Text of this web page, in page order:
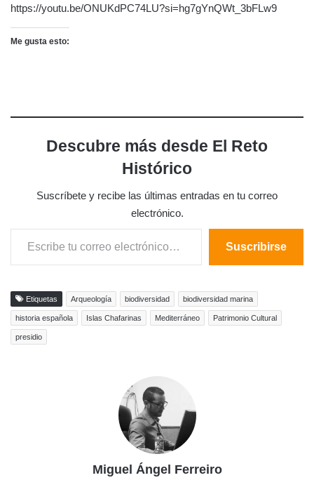
https://youtu.be/ONUKdPC74LU?si=hg7gYnQWt_3bFLw9
Me gusta esto:
Descubre más desde El Reto
Histórico
Suscríbete y recibe las últimas entradas en tu correo
electrónico.
Escribe tu correo electrónico…
Suscribirse
Etiquetas Arqueología biodiversidad biodiversidad marina
historia española Islas Chafarinas Mediterráneo Patrimonio Cultural
presidio
Miguel Ángel Ferreiro